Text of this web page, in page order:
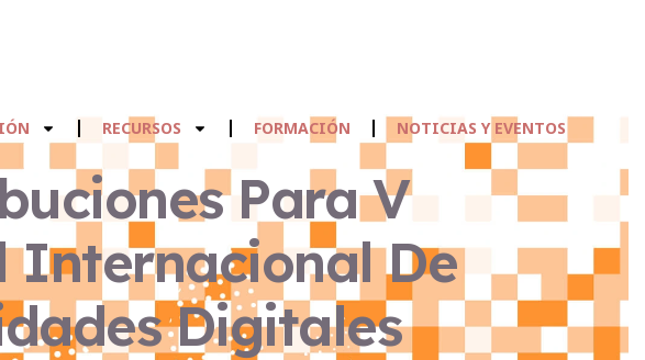
RECURSOS FORMACIÓN NOTICIAS Y EVENTOS
Para V
Internacional De
Digitales